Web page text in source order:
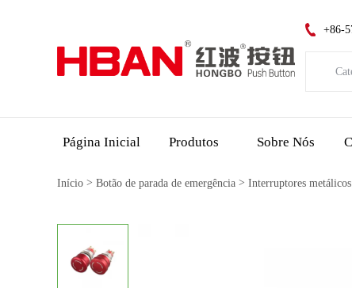
+86-
Página Inicial Produtos Sobre Nós
Início > Botão de parada de emergência > Interruptores